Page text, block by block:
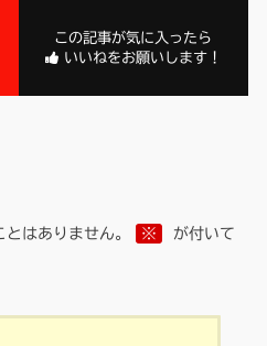
この記事が気に入ったら
いいねをお願いします！
はありません。 ※
が付いて